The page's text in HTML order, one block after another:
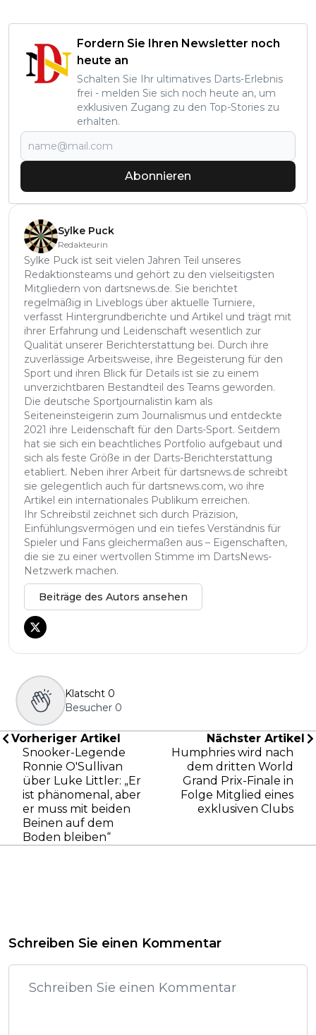
Fordern Sie Ihren Newsletter noch
heute an
Schalten Sie Ihr ultimatives Darts-Erlebnis
frei - melden Sie sich noch heute an, um
exklusiven Zugang zu den Top-Stories zu
erhalten.
Abonnieren
Sylke Puck
Redakteurin
Sylke Puck ist seit vielen Jahren Teil unseres
Redaktionsteams und gehört zu den vielseitigsten
Mitgliedern von dartsnews.de. Sie berichtet
regelmäßig in Liveblogs über aktuelle Turniere,
verfasst Hintergrundberichte und Artikel und trägt mit
ihrer Erfahrung und Leidenschaft wesentlich zur
Qualität unserer Berichterstattung bei. Durch ihre
zuverlässige Arbeitsweise, ihre Begeisterung für den
Sport und ihren Blick für Details ist sie zu einem
unverzichtbaren Bestandteil des Teams geworden.
Die deutsche Sportjournalistin kam als
Seiteneinsteigerin zum Journalismus und entdeckte
2021 ihre Leidenschaft für den Darts-Sport. Seitdem
hat sie sich ein beachtliches Portfolio aufgebaut und
sich als feste Größe in der Darts-Berichterstattung
etabliert. Neben ihrer Arbeit für dartsnews.de schreibt
sie gelegentlich auch für dartsnews.com, wo ihre
Artikel ein internationales Publikum erreichen.
Ihr Schreibstil zeichnet sich durch Präzision,
Einfühlungsvermögen und ein tiefes Verständnis für
Spieler und Fans gleichermaßen aus – Eigenschaften,
die sie zu einer wertvollen Stimme im DartsNews-
Netzwerk machen.
Beiträge des Autors ansehen
Klatscht 0
Besucher 0
Vorheriger Artikel
Snooker-Legende
Ronnie O'Sullivan
über Luke Littler: „Er
ist phänomenal, aber
er muss mit beiden
Beinen auf dem
Boden bleiben“
Nächster Artikel
Humphries wird nach
dem dritten World
Grand Prix-Finale in
Folge Mitglied eines
exklusiven Clubs
Schreiben Sie einen Kommentar